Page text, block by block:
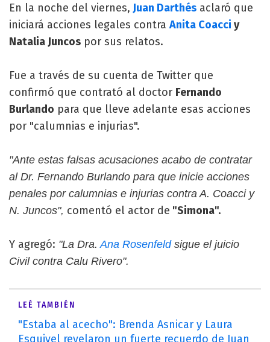
En la noche del viernes, Juan Darthés aclaró que
iniciará acciones legales contra Anita Coacci y
Natalia Juncos por sus relatos.
Fue a través de su cuenta de Twitter que
confirmó que contrató al doctor Fernando
Burlando para que lleve adelante esas acciones
por "calumnias e injurias".
"Ante estas falsas acusaciones acabo de contratar
al Dr. Fernando Burlando para que inicie acciones
penales por calumnias e injurias contra A. Coacci y
N. Juncos", comentó el actor de "Simona".
Y agregó: "La Dra. Ana Rosenfeldsigue el juicio
Civil contra Calu Rivero".
LEÉ TAMBIÉN
"Estaba al acecho": Brenda Asnicar y Laura
Esquivel revelaron un fuerte recuerdo de Juan